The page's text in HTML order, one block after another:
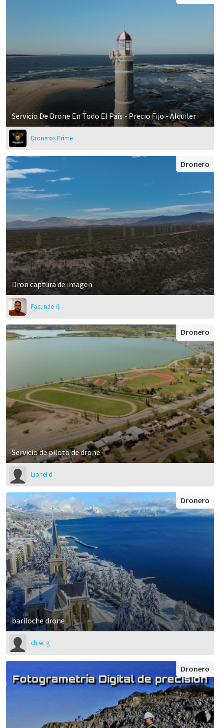
Servicio De Drone En Todo El País - Precio Fijo - Alquiler
Droneros Prime
Dron captura de imagen
Dronero
Facundo G
Servicio de piloto de drone
Dronero
Lionel d
bariloche drone
Dronero
chiwi g
Dronero